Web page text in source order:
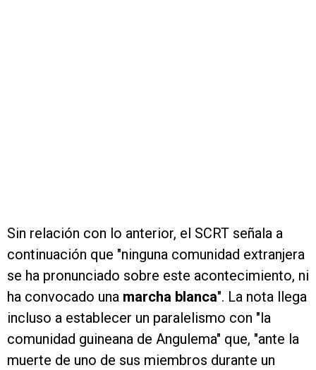
Sin relación con lo anterior, el SCRT señala a
continuación que "ninguna comunidad extranjera
se ha pronunciado sobre este acontecimiento, ni
ha convocado una marcha blanca". La nota llega
incluso a establecer un paralelismo con "la
comunidad guineana de Angulema" que, "ante la
muerte de uno de sus miembros durante un